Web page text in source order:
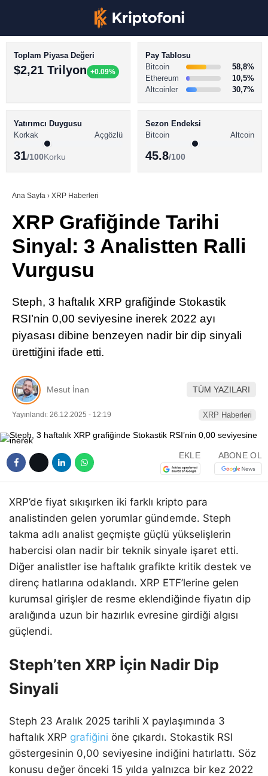
Youtube
TikTok
LinkedIn
BİTCOİN HABERLERİ
ALTCOİN HABERLERİ
SÖZLÜK
Toplam Piyasa Değeri
$2,21 Trilyon +0.09%
Pay Tablosu
Bitcoin
58,8%
Ethereum
10,5%
Altcoinler
30,7%
Yatırımcı Duygusu
Korkak
Açgözlü
31/100Korku
Sezon Endeksi
Bitcoin
Altcoin
45.8/100
Ana Sayfa › XRP Haberleri
XRP Grafiğinde Tarihi
Sinyal: 3 Analistten Ralli
Vurgusu
Steph, 3 haftalık XRP grafiğinde Stokastik
RSI’nin 0,00 seviyesine inerek 2022 ayı
piyasası dibine benzeyen nadir bir dip sinyali
ürettiğini ifade etti.
Mesut İnan TÜM YAZILARI
Yayınlandı: 26.12.2025 - 12:19 XRP Haberleri
EKLE ABONE OL
XRP’de fiyat sıkışırken iki farklı kripto para
analistinden gelen yorumlar gündemde. Steph
takma adlı analist geçmişte güçlü yükselişlerin
habercisi olan nadir bir teknik sinyale işaret etti.
Diğer analistler ise haftalık grafikte kritik destek ve
direnç hatlarına odaklandı. XRP ETF’lerine gelen
kurumsal girişler de resme eklendiğinde fiyatın dip
aralığında uzun bir hazırlık evresine girdiği algısı
güçlendi.
Steph’ten XRP İçin Nadir Dip
Sinyali
Steph 23 Aralık 2025 tarihli X paylaşımında 3
haftalık XRP grafiğini öne çıkardı. Stokastik RSI
göstergesinin 0,00 seviyesine indiğini hatırlattı. Söz
konusu değer önceki 15 yılda yalnızca bir kez 2022